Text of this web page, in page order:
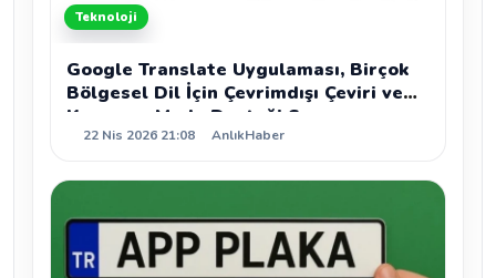
Teknoloji
Google Translate Uygulaması, Birçok
Bölgesel Dil İçin Çevrimdışı Çeviri ve
Konuşma Modu Desteği Sunuyor
22 Nis 2026 21:08 AnlıkHaber